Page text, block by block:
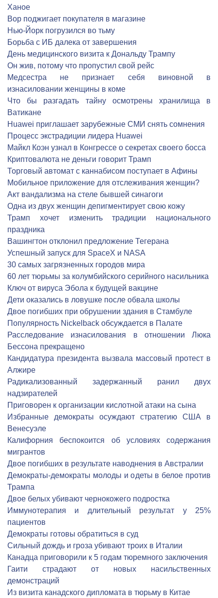
Ханое
Вор поджигает покупателя в магазине
Нью-Йорк погрузился во тьму
Борьба с ИБ далека от завершения
День медицинского визита к Дональду Трампу
Он жив, потому что пропустил свой рейс
Медсестра не признает себя виновной в
изнасиловании женщины в коме
Что бы разгадать тайну осмотрены хранилища в
Ватикане
Huawei приглашает зарубежные СМИ снять сомнения
Процесс экстрадиции лидера Huawei
Майкл Коэн узнал в Конгрессе о секретах своего босса
Криптовалюта не деньги говорит Трамп
Торговый автомат с каннабисом поступает в Афины
Мобильное приложение для отслеживания женщин?
Акт вандализма на стеле бывшей синагоги
Одна из двух женщин депигментирует свою кожу
Трамп хочет изменить традиции национального
праздника
Вашингтон отклонил предложение Тегерана
Успешный запуск для SpaceX и NASA
30 самых загрязненных городов мира
60 лет тюрьмы за колумбийского серийного насильника
Ключ от вируса Эбола к будущей вакцине
Дети оказались в ловушке после обвала школы
Двое погибших при обрушении здания в Стамбуле
Популярность Nickelback обсуждается в Палате
Расследование изнасилования в отношении Люка
Бессона прекращено
Кандидатура президента вызвала массовый протест в
Алжире
Радикализованный задержанный ранил двух
надзирателей
Приговорен к организации кислотной атаки на сына
Избранные демократы осуждают стратегию США в
Венесуэле
Калифорния беспокоится об условиях содержания
мигрантов
Двое погибших в результате наводнения в Австралии
Демократы-демократы молоды и одеты в белое против
Трампа
Двое белых убивают чернокожего подростка
Иммунотерапия и длительный результат у 25%
пациентов
Демократы готовы обратиться в суд
Сильный дождь и гроза убивают троих в Италии
Канадца приговорили к 5 годам тюремного заключения
Гаити страдают от новых насильственных
демонстраций
Из визита канадского дипломата в тюрьму в Китае